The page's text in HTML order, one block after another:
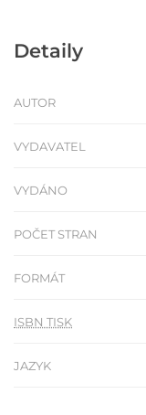
Detaily
AUTOR
VYDAVATEL
VYDÁNO
POČET STRAN
FORMÁT
ISBN TISK
JAZYK